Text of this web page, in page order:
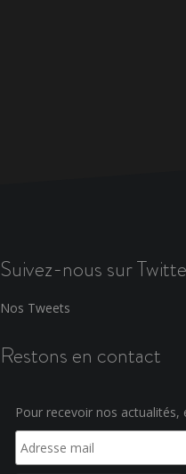
Suivez-nous sur
Nos Tweets
Restons en contact
Pour recevoir nos